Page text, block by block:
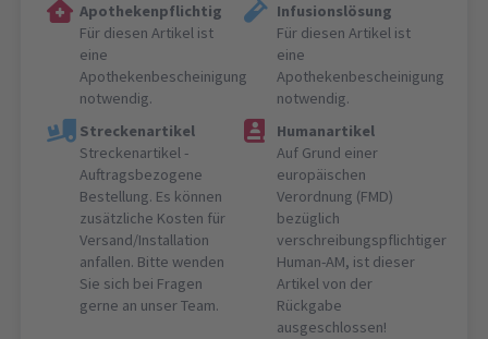
Apothekenpflichtig
Für diesen Artikel ist
eine
Apothekenbescheinigung
notwendig.
Infusionslösung
Für diesen Artikel ist
eine
Apothekenbescheinigung
notwendig.
Streckenartikel
Streckenartikel -
Auftragsbezogene
Bestellung. Es können
zusätzliche Kosten für
Versand/Installation
anfallen. Bitte wenden
Sie sich bei Fragen
gerne an unser Team.
Humanartikel
Auf Grund einer
europäischen
Verordnung (FMD)
bezüglich
verschreibungspflichtiger
Human-AM, ist dieser
Artikel von der
Rückgabe
ausgeschlossen!